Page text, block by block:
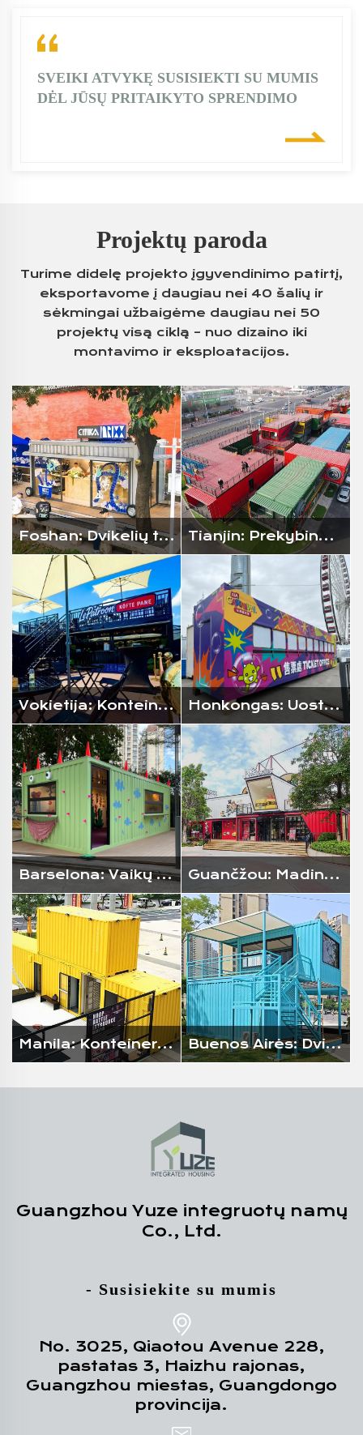
SVEIKI ATVYKĘ SUSISIEKTI SU MUMIS
DĖL JŪSŲ PRITAIKYTO SPRENDIMO
Projektų paroda
Turime didelę projekto įgyvendinimo patirtį,
eksportavome į daugiau nei 40 šalių ir
sėkmingai užbaigėme daugiau nei 50
projektų visą ciklą – nuo dizaino iki
montavimo ir eksploatacijos.
Foshan: Dvikelių tematika paremtas kavinė Tianjin: Prekybinė gatvė
Vokietija: Konteinerinė grylių restorano įstaiga Honkongas: Uosto kranto bilietų kasa
Barselona: Vaikų kūrybinės menų dirbtuvės Guančžou: Madingas žaislų parduotuvė
Manila: Konteineris su krepšinio aikštele Buenos Airės: Dvipakopis kavinė
Guangzhou Yuze integruotų namų
Co., Ltd.
- Susisiekite su mumis
No. 3025, Qiaotou Avenue 228,
pastatas 3, Haizhu rajonas,
Guangzhou miestas, Guangdongo
provincija.